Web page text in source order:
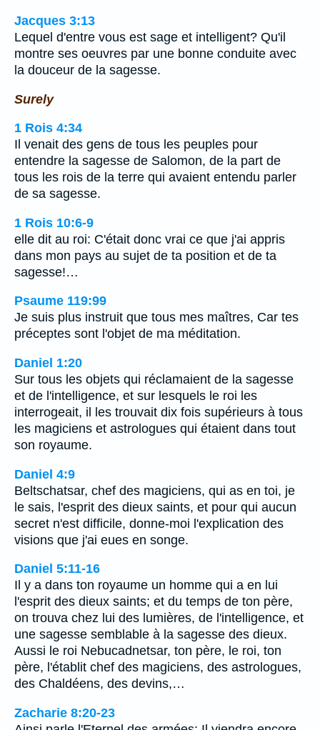
Jacques 3:13
Lequel d'entre vous est sage et intelligent? Qu'il
montre ses oeuvres par une bonne conduite avec
la douceur de la sagesse.
Surely
1 Rois 4:34
Il venait des gens de tous les peuples pour
entendre la sagesse de Salomon, de la part de
tous les rois de la terre qui avaient entendu parler
de sa sagesse.
1 Rois 10:6-9
elle dit au roi: C'était donc vrai ce que j'ai appris
dans mon pays au sujet de ta position et de ta
sagesse!…
Psaume 119:99
Je suis plus instruit que tous mes maîtres, Car tes
préceptes sont l'objet de ma méditation.
Daniel 1:20
Sur tous les objets qui réclamaient de la sagesse
et de l'intelligence, et sur lesquels le roi les
interrogeait, il les trouvait dix fois supérieurs à tous
les magiciens et astrologues qui étaient dans tout
son royaume.
Daniel 4:9
Beltschatsar, chef des magiciens, qui as en toi, je
le sais, l'esprit des dieux saints, et pour qui aucun
secret n'est difficile, donne-moi l'explication des
visions que j'ai eues en songe.
Daniel 5:11-16
Il y a dans ton royaume un homme qui a en lui
l'esprit des dieux saints; et du temps de ton père,
on trouva chez lui des lumières, de l'intelligence, et
une sagesse semblable à la sagesse des dieux.
Aussi le roi Nebucadnetsar, ton père, le roi, ton
père, l'établit chef des magiciens, des astrologues,
des Chaldéens, des devins,…
Zacharie 8:20-23